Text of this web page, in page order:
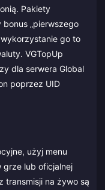
Pakiety
bonus „pierwszego
go to
VGTopUp
dla serwera Global
poprzez UID
użyj menu
lub oficjalnej
transmisji na żywo są